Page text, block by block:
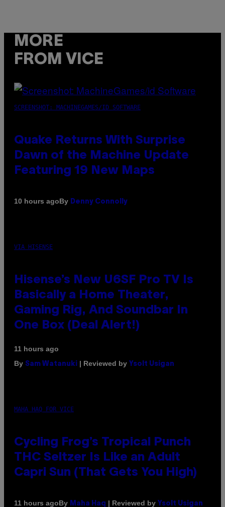
MORE
FROM VICE
SCREENSHOT: MACHINEGAMES/ID SOFTWARE
Quake Returns With Surprise
Dawn of the Machine Update
Featuring 19 New Maps
10 hours agoBy Denny Connolly
VIA HISENSE
Hisense’s New U6SF Pro TV Is
Basically a Home Theater,
Gaming Rig, And Soundbar In
One Box (Deal Alert!)
11 hours ago
By Sam Watanuki | Reviewed by Ysolt Usigan
MAHA HAQ FOR VICE
Cycling Frog’s Tropical Punch
THC Seltzer Is Like an Adult
Capri Sun (That Gets You High)
11 hours agoBy Maha Haq | Reviewed by Ysolt Usigan